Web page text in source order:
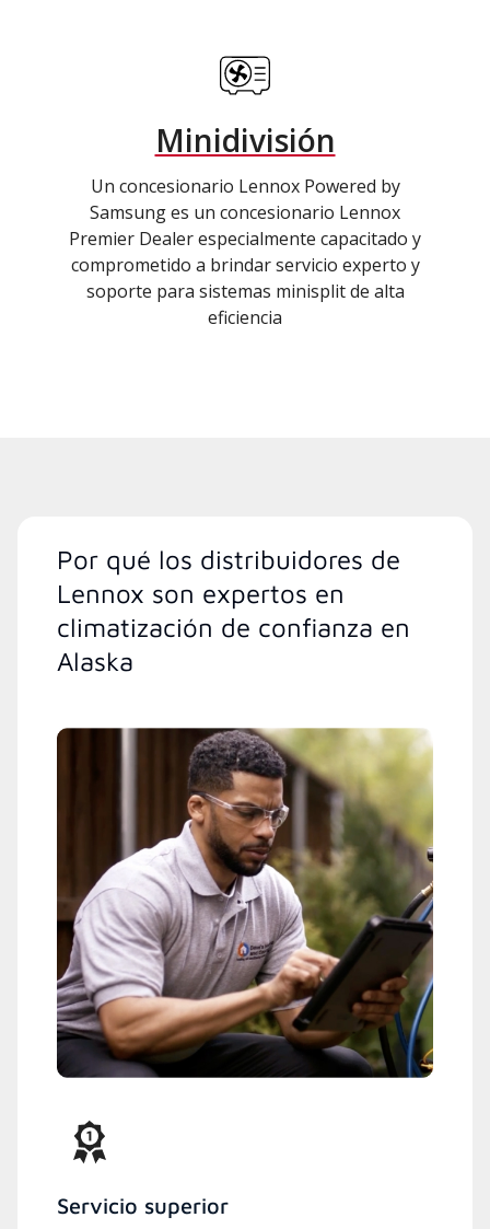
Minidivisión
Un concesionario Lennox Powered by
Samsung es un concesionario Lennox
Premier Dealer especialmente capacitado y
comprometido a brindar servicio experto y
soporte para sistemas minisplit de alta
eficiencia
Por qué los distribuidores de
Lennox son expertos en
climatización de confianza en
Alaska
Servicio superior